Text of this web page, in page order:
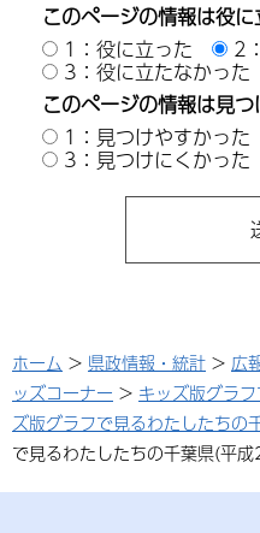
このページの情報は役
1：役に立った
2
3：役に立たなかった
このページの情報は見
1：見つけやすかった
3：見つけにくかった
ホーム > 県政情報・統計 > 広
ッズコーナー > キッズ版グラ
ズ版グラフで見るわたしたちの
で見るわたしたちの千葉県(平